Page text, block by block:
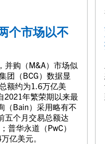
个市场以不
并购（M&A）市场似
团（BCG）数据显
额约为1.6万亿美
2021年繁荣期以来最
（Bain）采用略有不
五个月交易总额达
普华永道（PwC）
亿美元。